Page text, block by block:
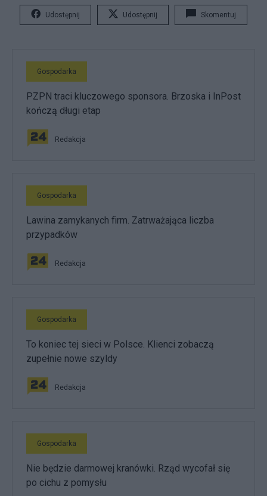
Udostępnij Udostępnij Skomentuj
Gospodarka
PZPN traci kluczowego sponsora. Brzoska i InPost
kończą długi etap
Redakcja
Gospodarka
Lawina zamykanych firm. Zatrważająca liczba
przypadków
Redakcja
Gospodarka
To koniec tej sieci w Polsce. Klienci zobaczą
zupełnie nowe szyldy
Redakcja
Gospodarka
Nie będzie darmowej kranówki. Rząd wycofał się
po cichu z pomysłu